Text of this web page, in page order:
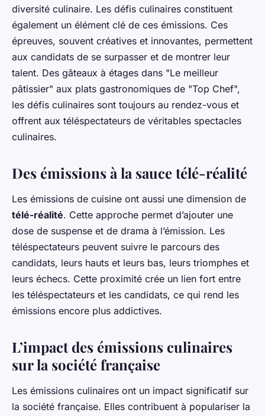
diversité culinaire. Les défis culinaires constituent
également un élément clé de ces émissions. Ces
épreuves, souvent créatives et innovantes, permettent
aux candidats de se surpasser et de montrer leur
talent. Des gâteaux à étages dans "Le meilleur
pâtissier" aux plats gastronomiques de "Top Chef",
les défis culinaires sont toujours au rendez-vous et
offrent aux téléspectateurs de véritables spectacles
culinaires.
Des émissions à la sauce télé-réalité
Les émissions de cuisine ont aussi une dimension de
télé-réalité. Cette approche permet d’ajouter une
dose de suspense et de drama à l’émission. Les
téléspectateurs peuvent suivre le parcours des
candidats, leurs hauts et leurs bas, leurs triomphes et
leurs échecs. Cette proximité crée un lien fort entre
les téléspectateurs et les candidats, ce qui rend les
émissions encore plus addictives.
L’impact des émissions culinaires
sur la société française
Les émissions culinaires ont un impact significatif sur
la société française. Elles contribuent à populariser la